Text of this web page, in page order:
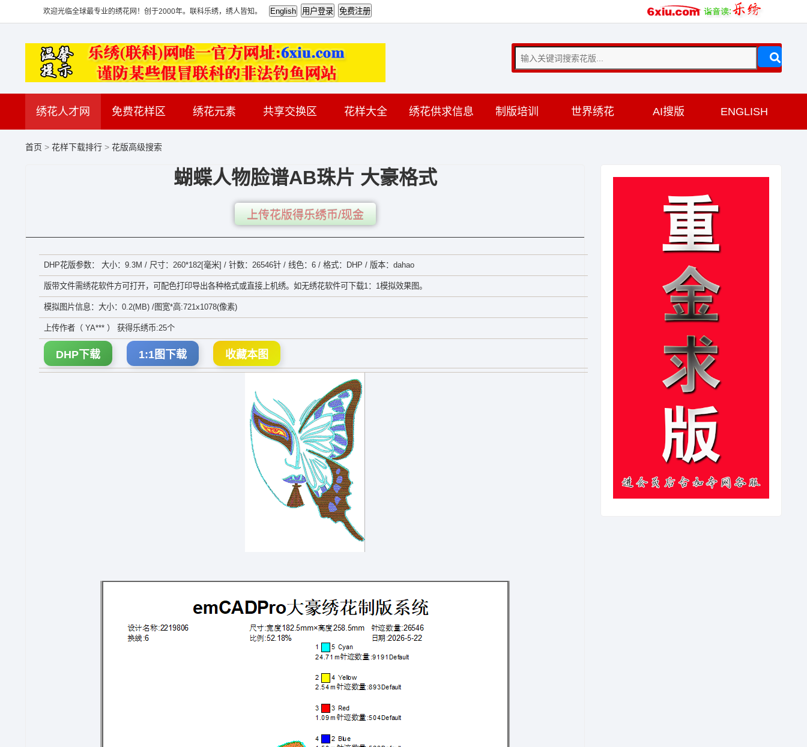
欢迎光临全球最专业的绣花网！创于2000年。联科乐绣，绣人皆知。
绣花人才网 免费花样区 绣花元素 共享交换区 花样大全 绣花供求信息 制版培训 世界绣花 AI搜版 ENGLISH
首页 > 花样下载排行 > 花版高级搜索
蝴蝶人物脸谱AB珠片 大豪格式
上传花版得乐绣币/现金
DHP花版参数： 大小：9.3M / 尺寸：260*182[毫米] / 针数：26546针 / 线色：6 / 格式：DHP / 版本：dahao
版带文件需绣花软件方可打开，可配色打印导出各种格式或直接上机绣。如无绣花软件可下载1：1模拟效果图。
模拟图片信息：大小：0.2(MB) /图宽*高:721x1078(像素)
上传作者（ YA*** ） 获得乐绣币:25个
DHP下载 1:1图下载 收藏本图